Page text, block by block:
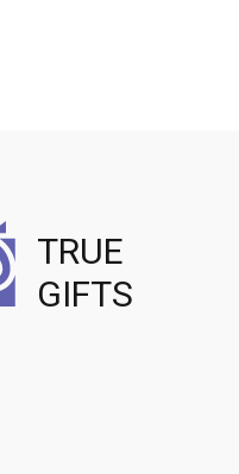
TRUE
GIFTS